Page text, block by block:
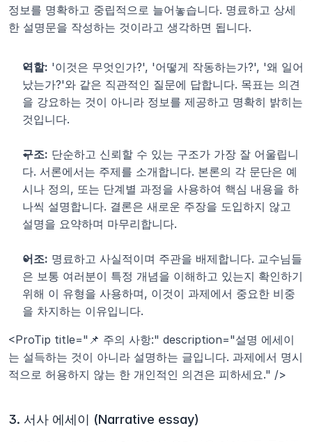
정보를 명확하고 중립적으로 늘어놓습니다. 명료하고 상세
한 설명문을 작성하는 것이라고 생각하면 됩니다.
역할: '이것은 무엇인가?', '어떻게 작동하는가?', '왜 일어
났는가?'와 같은 직관적인 질문에 답합니다. 목표는 의견
을 강요하는 것이 아니라 정보를 제공하고 명확히 밝히는
것입니다.
구조: 단순하고 신뢰할 수 있는 구조가 가장 잘 어울립니
다. 서론에서는 주제를 소개합니다. 본론의 각 문단은 예
시나 정의, 또는 단계별 과정을 사용하여 핵심 내용을 하
나씩 설명합니다. 결론은 새로운 주장을 도입하지 않고
설명을 요약하며 마무리합니다.
어조: 명료하고 사실적이며 주관을 배제합니다. 교수님들
은 보통 여러분이 특정 개념을 이해하고 있는지 확인하기
위해 이 유형을 사용하며, 이것이 과제에서 중요한 비중
을 차지하는 이유입니다.
<ProTip title="📌 주의 사항:" description="설명 에세이
는 설득하는 것이 아니라 설명하는 글입니다. 과제에서 명시
적으로 허용하지 않는 한 개인적인 의견은 피하세요." />
3. 서사 에세이 (Narrative essay)